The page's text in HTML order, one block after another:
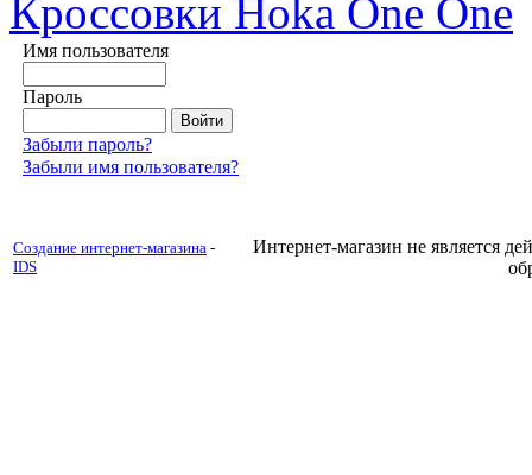
Кроссовки Hoka One One
Имя пользователя
Пароль
Забыли пароль?
Забыли имя пользователя?
Создание интернет-магазина -
IDS
Интернет-магазин не является